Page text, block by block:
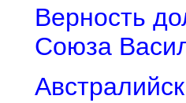
Верность
Союза